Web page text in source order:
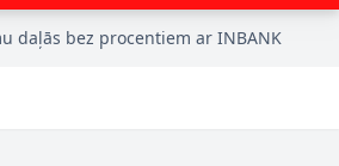
daļās bez procentiem ar INBANK